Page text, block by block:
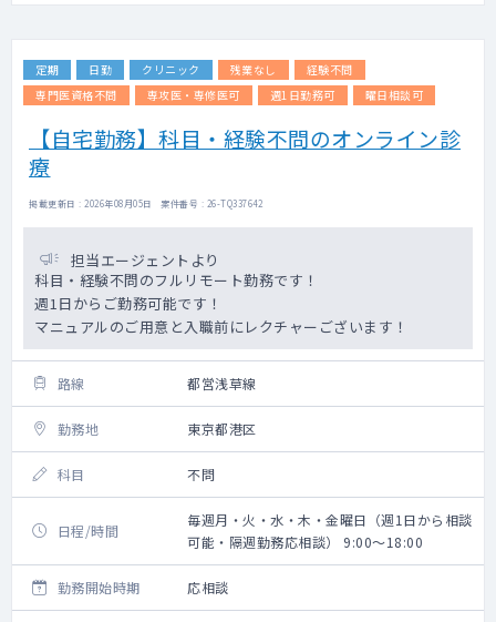
定期 日勤 クリニック 残業なし
経験不問
専門医資格不問
専攻医・専修医可 週1日勤務可 曜日相談可
【自宅勤務】科目・経験不問のオンライン診
療
掲載更新日 : 2026年08月05日 案件番号 : 26-TQ337642
担当エージェントより
科目・経験不問のフルリモート勤務です！
週1日からご勤務可能です！
マニュアルのご用意と入職前にレクチャーございます！
路線 都営浅草線
勤務地 東京都港区
科目 不問
日程/時間
毎週月・火・水・木・金曜日（週1日から相談
可能・隔週勤務応相談） 9:00～18:00
勤務開始時期 応相談